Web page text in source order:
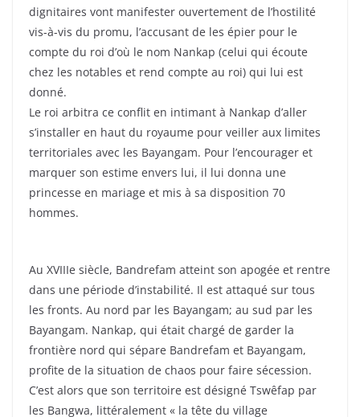
dignitaires vont manifester ouvertement de l’hostilité
vis-à-vis du promu, l’accusant de les épier pour le
compte du roi d’où le nom Nankap (celui qui écoute
chez les notables et rend compte au roi) qui lui est
donné.
Le roi arbitra ce conflit en intimant à Nankap d’aller
s’installer en haut du royaume pour veiller aux limites
territoriales avec les Bayangam. Pour l’encourager et
marquer son estime envers lui, il lui donna une
princesse en mariage et mis à sa disposition 70
hommes.
Au XVIIIe siècle, Bandrefam atteint son apogée et rentre
dans une période d’instabilité. Il est attaqué sur tous
les fronts. Au nord par les Bayangam; au sud par les
Bayangam. Nankap, qui était chargé de garder la
frontière nord qui sépare Bandrefam et Bayangam,
profite de la situation de chaos pour faire sécession.
C’est alors que son territoire est désigné Tswêfap par
les Bangwa, littéralement « la tête du village